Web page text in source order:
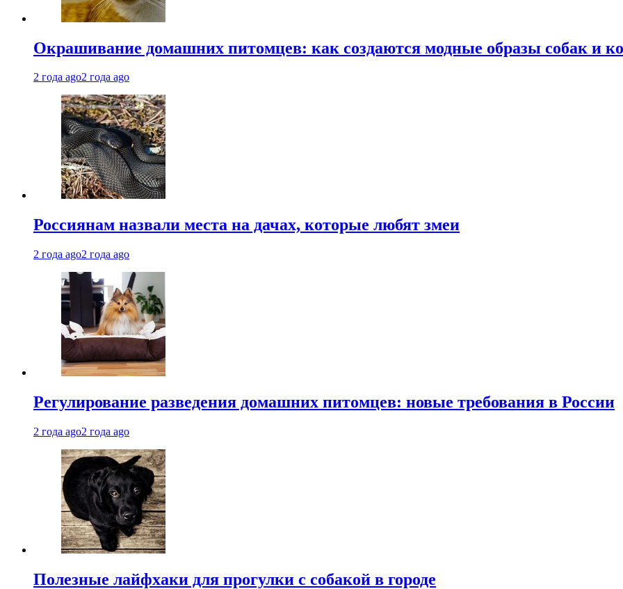
Окрашивание домашних питомцев: как создаются модные образы собак и
2 года ago2 года ago
Россиянам назвали места на дачах, которые любят змеи
2 года ago2 года ago
Регулирование разведения домашних питомцев: новые требования в России
2 года ago2 года ago
Полезные лайфхаки для прогулки с собакой в городе